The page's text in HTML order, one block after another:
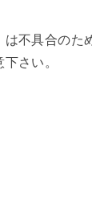
不具合のた
さい。